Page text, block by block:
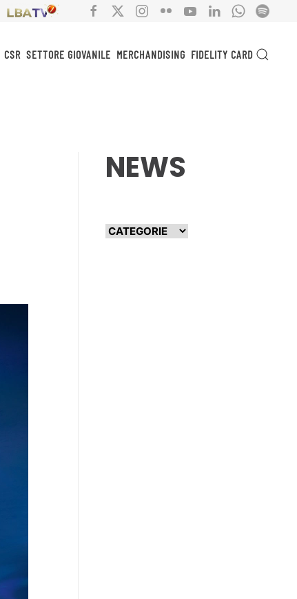
CSR SETTORE GIOVANILE MERCHANDISING FIDELITY CARD
NEWS